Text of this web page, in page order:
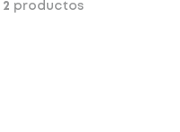
2 productos